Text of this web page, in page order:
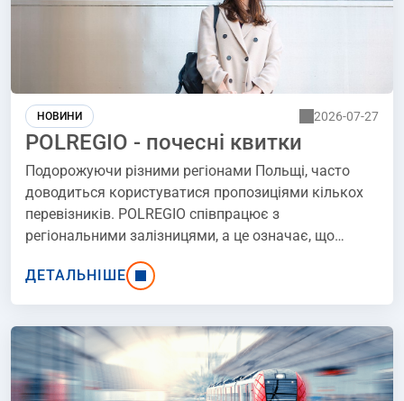
НОВИНИ 2026-07-27
POLREGIO - почесні квитки
Подорожуючи різними регіонами Польщі, часто
доводиться користуватися пропозиціями кількох
перевізників. POLREGIO співпрацює з
регіональними залізницями, а це означає, що
частину вашої подорожі можна здійснити без
купівлі іншого квитка. Це значне полегшення,
особливо коли ви плануєте поїздку, комбінуючи
сполучення різних перевізників, або потрапили в
надзвичайну ситуацію, наприклад, запізнення,
скасування поїзда або втрату стикувального
поїзда.
ДЕТАЛЬНІШЕ